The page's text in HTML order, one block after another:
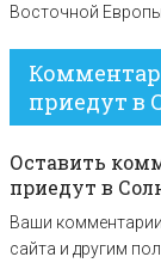
Восточной
приедут в
Оставить
приедут в
Ваши
сайта и другим